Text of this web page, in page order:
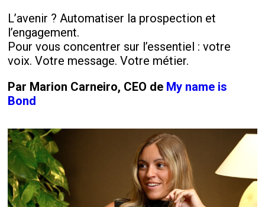
L’avenir ? Automatiser la prospection et
l’engagement.
Pour vous concentrer sur l’essentiel : votre
voix. Votre message. Votre métier.
Par Marion Carneiro, CEO de My name is
Bond